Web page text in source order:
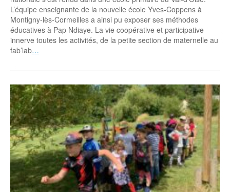
Malle pédagogique « Parcours d’exils
d’hier et d’aujourd’hui »
Espace bénévoles
Story play’r
La ligue 95 et Recyclivre
Education aux médias
Les veilleurs de l’info
Education verte
Formation Eco-délégué.es
Actualité Ecole
… Formations BAFD
Pour s’inscrire
Actualités loisirs
L’équipe enseignante de la nouvelle école Yves-Coppens à
Montigny-lès-Cormeilles a ainsi pu exposer ses méthodes
éducatives à Pap Ndiaye. La vie coopérative et participative
innerve toutes les activités, de la petite section de maternelle au
fab’lab…